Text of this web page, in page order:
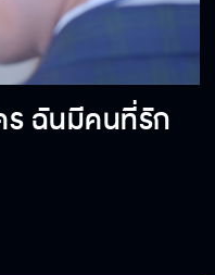
ร ฉันมีคนที่รัก
พื่ออะไร
ท่านั้น มันไร้ประโยชน์